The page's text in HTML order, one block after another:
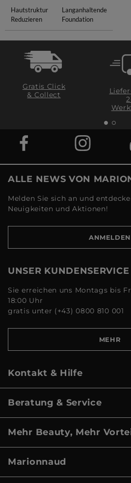
Hautstruktur
Reduzieren
Langanhaltende
Foundation
Gratis Click
& Collect
ALLE NEWS VON
Melden Sie sich an und
Neuigkeiten und Aktionen!
ANMELDEN
UNSER KUNDENSERVICE
Sie erreichen uns Montags bis
18:00 Uhr
gratis unter (+43) 0800 810 001
MEHR
Kontakt & Hilfe
Beratung & Service
Mehr Beauty, Mehr
Marionnaud